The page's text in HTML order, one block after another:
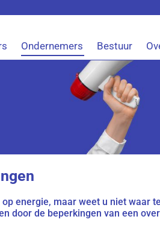
Ondernemers Bestuur
energie, maar weet u niet waar te
door de beperkingen van een